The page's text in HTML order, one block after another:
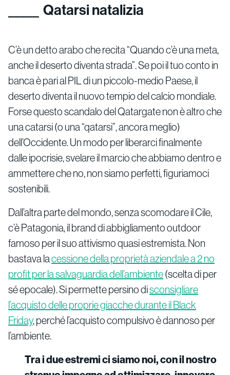
Qatarsi natalizia
C’è un detto arabo che recita “Quando c’è una meta,
anche il deserto diventa strada”. Se poi il tuo conto in
banca è pari al PIL di un piccolo-medio Paese, il
deserto diventa il nuovo tempio del calcio mondiale.
Forse questo scandalo del Qatargate non è altro che
una catarsi (o una “qatarsi”, ancora meglio)
dell’Occidente. Un modo per liberarci finalmente
dalle ipocrisie, svelare il marcio che abbiamo dentro e
ammettere che no, non siamo perfetti, figuriamoci
sostenibili.
Dall’altra parte del mondo, senza scomodare il Cile,
c’è Patagonia, il brand di abbigliamento outdoor
famoso per il suo attivismo quasi estremista. Non
bastava lacessione della proprietà aziendale a 2 no
profit per la salvaguardia dell’ambiente(scelta di per
sé epocale). Si permette persino disconsigliare
l’acquisto delle proprie giacche durante il Black
Friday, perché l’acquisto compulsivo è dannoso per
l’ambiente.
Tra i due estremi ci siamo noi, con il nostro